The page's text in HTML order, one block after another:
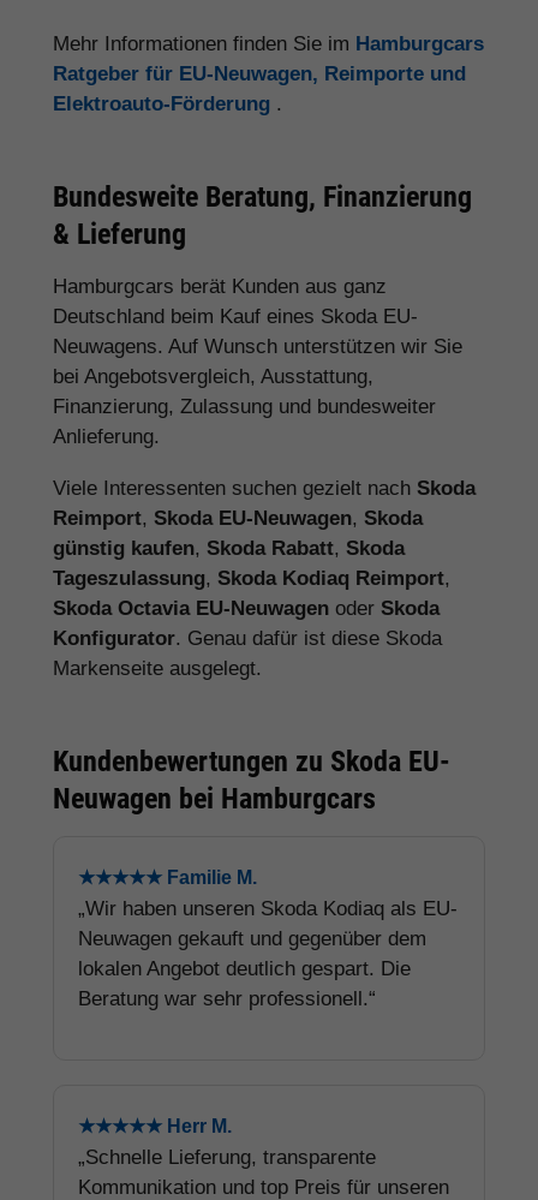
Mehr Informationen finden Sie im Hamburgcars
Ratgeber für EU-Neuwagen, Reimporte und
Elektroauto-Förderung .
Bundesweite Beratung, Finanzierung
& Lieferung
Hamburgcars berät Kunden aus ganz
Deutschland beim Kauf eines Skoda EU-
Neuwagens. Auf Wunsch unterstützen wir Sie
bei Angebotsvergleich, Ausstattung,
Finanzierung, Zulassung und bundesweiter
Anlieferung.
Viele Interessenten suchen gezielt nach Skoda
Reimport, Skoda EU-Neuwagen, Skoda
günstig kaufen, Skoda Rabatt, Skoda
Tageszulassung, Skoda Kodiaq Reimport,
Skoda Octavia EU-Neuwagen oder Skoda
Konfigurator. Genau dafür ist diese Skoda
Markenseite ausgelegt.
Kundenbewertungen zu Skoda EU-
Neuwagen bei Hamburgcars
★★★★★ Familie M.
„Wir haben unseren Skoda Kodiaq als EU-
Neuwagen gekauft und gegenüber dem
lokalen Angebot deutlich gespart. Die
Beratung war sehr professionell.“
★★★★★ Herr M.
„Schnelle Lieferung, transparente
Kommunikation und top Preis für unseren